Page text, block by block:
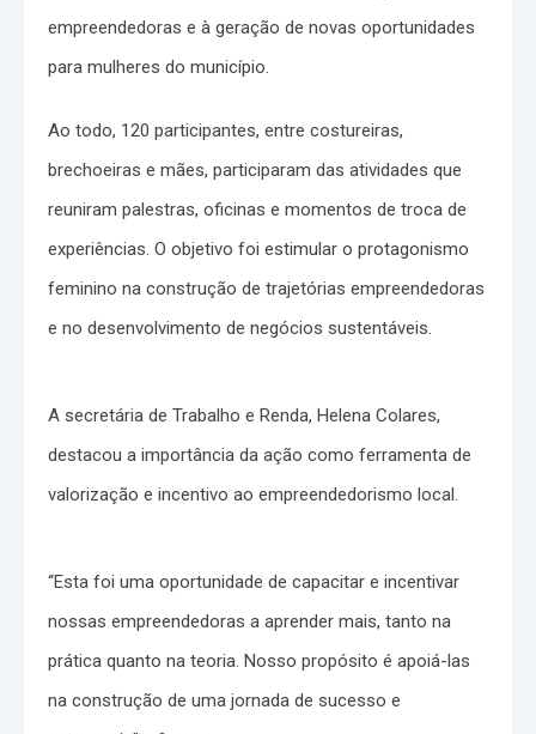
empreendedoras e à geração de novas oportunidades
para mulheres do município.
Ao todo, 120 participantes, entre costureiras,
brechoeiras e mães, participaram das atividades que
reuniram palestras, oficinas e momentos de troca de
experiências. O objetivo foi estimular o protagonismo
feminino na construção de trajetórias empreendedoras
e no desenvolvimento de negócios sustentáveis.
A secretária de Trabalho e Renda, Helena Colares,
destacou a importância da ação como ferramenta de
valorização e incentivo ao empreendedorismo local.
“Esta foi uma oportunidade de capacitar e incentivar
nossas empreendedoras a aprender mais, tanto na
prática quanto na teoria. Nosso propósito é apoiá-las
na construção de uma jornada de sucesso e